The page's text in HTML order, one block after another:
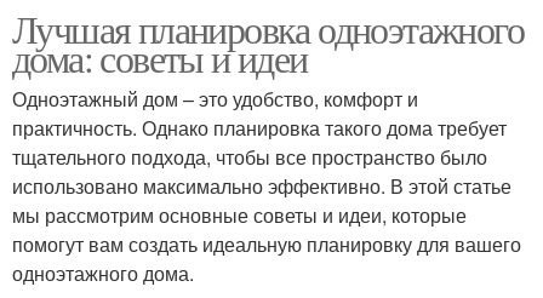
Лучшая планировка одноэтажного
дома: советы и идеи
Одноэтажный дом – это удобство, комфорт и
практичность. Однако планировка такого дома требует
тщательного подхода, чтобы все пространство было
использовано максимально эффективно. В этой статье
мы рассмотрим основные советы и идеи, которые
помогут вам создать идеальную планировку для вашего
одноэтажного дома.